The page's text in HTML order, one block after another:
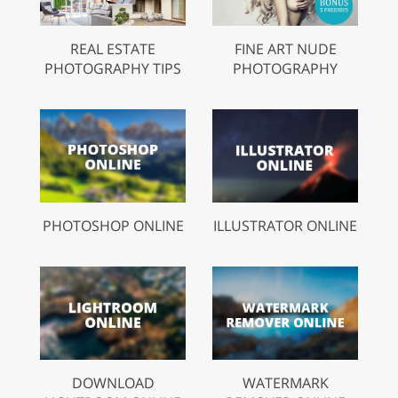
REAL ESTATE
PHOTOGRAPHY TIPS
FINE ART NUDE
PHOTOGRAPHY
PHOTOSHOP ONLINE ILLUSTRATOR ONLINE
DOWNLOAD
WATERMARK